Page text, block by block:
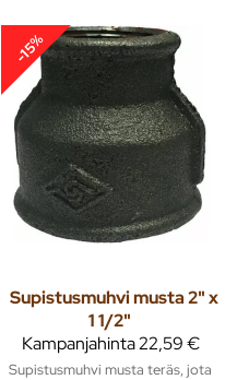
-15%
Supistusmuhvi musta 2" x
1 1/2"
Kampanjahinta22,59 €
Supistusmuhvi musta teräs, jota